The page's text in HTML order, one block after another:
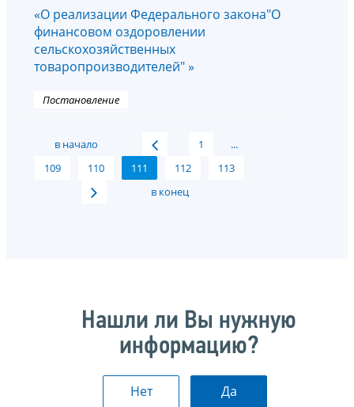
«О реализации Федерального закона"О
финансовом оздоровлении
сельскохозяйственных
товаропроизводителей" »
Постановление
в начало 1
...
109
110 111 112
113
в конец
Нашли ли Вы нужную
информацию?
Нет Да